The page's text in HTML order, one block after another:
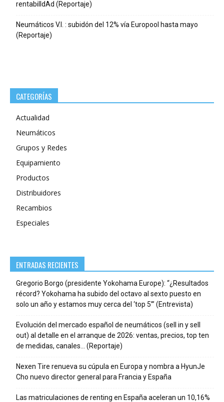
rentabilIdAd (Reportaje)
Neumáticos V.I. : subidón del 12% vía Europool hasta mayo
(Reportaje)
CATEGORÍAS
Actualidad
Neumáticos
Grupos y Redes
Equipamiento
Productos
Distribuidores
Recambios
Especiales
ENTRADAS RECIENTES
Gregorio Borgo (presidente Yokohama Europe): “¿Resultados
récord? Yokohama ha subido del octavo al sexto puesto en
solo un año y estamos muy cerca del ‘top 5’” (Entrevista)
Evolución del mercado español de neumáticos (sell in y sell
out) al detalle en el arranque de 2026: ventas, precios, top ten
de medidas, canales… (Reportaje)
Nexen Tire renueva su cúpula en Europa y nombra a HyunJe
Cho nuevo director general para Francia y España
Las matriculaciones de renting en España aceleran un 10,16%